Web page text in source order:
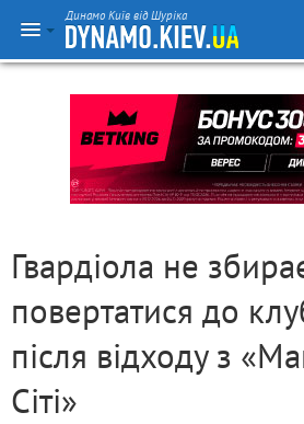
Динамо Київ від Шуріка
Гвардіола не
повертатися до
після відходу з
Сіті»